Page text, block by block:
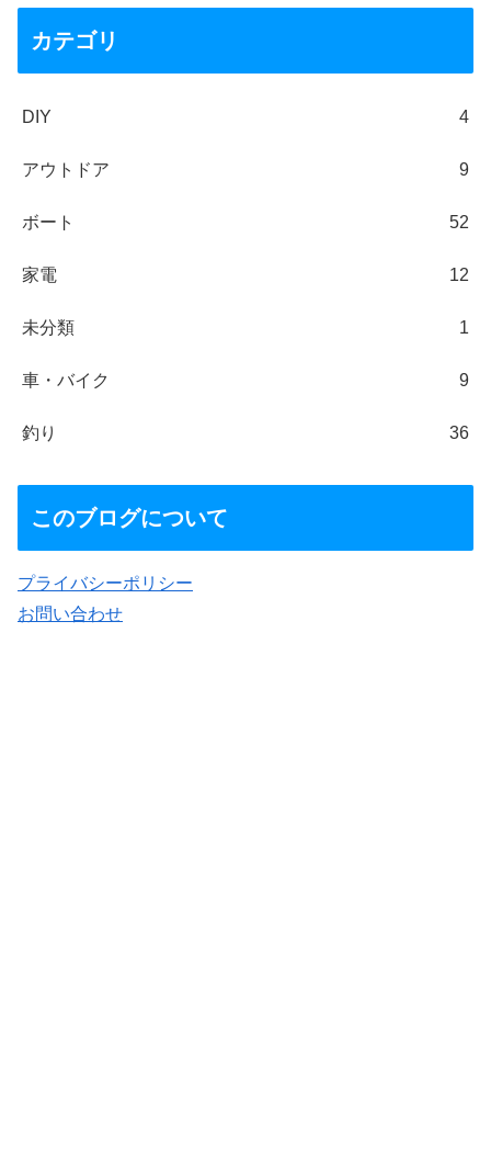
カテゴリ
DIY 4
アウトドア 9
ボート 52
家電 12
未分類 1
車・バイク 9
釣り 36
このブログについて
プライバシーポリシー
お問い合わせ